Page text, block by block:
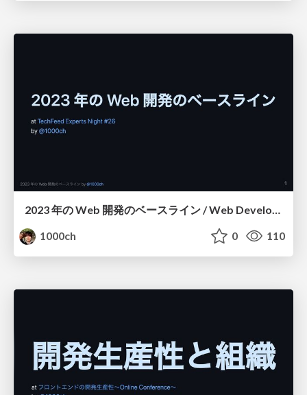
2023 年の Web 開発のベースライン / Web Development Baseline 2023
1000ch
0 110